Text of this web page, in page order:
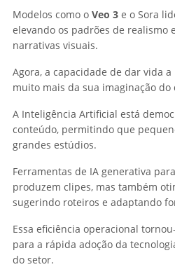
Modelos como o Veo 3 e o Sora
elevando os padrões de realismo
narrativas visuais.
Agora, a capacidade de dar vida
muito mais da sua imaginação
A Inteligência Artificial está
conteúdo, permitindo que
grandes estúdios.
Ferramentas de IA generativa
produzem clipes, mas também
sugerindo roteiros e adaptando
Essa eficiência operacional
para a rápida adoção da
do setor.